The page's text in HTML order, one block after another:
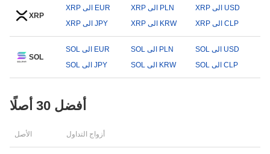
XRP
XRP الى EUR XRP الى PLN
XRP الى USD
XRP الى JPY
XRP الى KRW XRP الى CLP
SOL
SOL الى EUR SOL الى PLN
SOL الى USD
SOL الى JPY
SOL الى KRW SOL الى CLP
أفضل 30 أصلًا
الأصل أزواج التداول